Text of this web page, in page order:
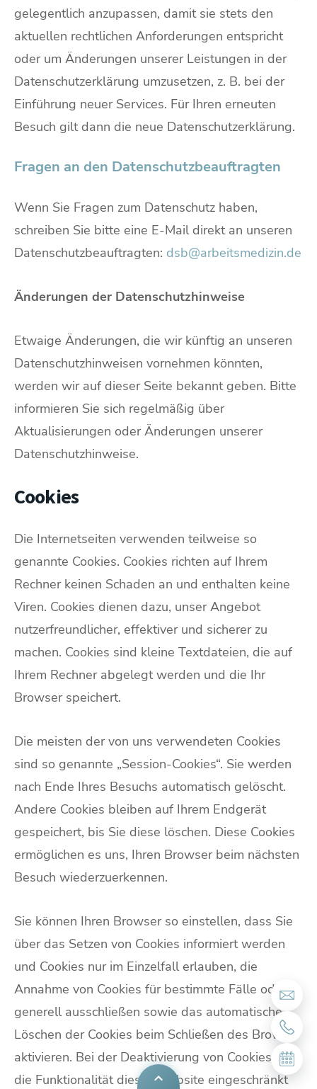
gelegentlich anzupassen, damit sie stets den
aktuellen rechtlichen Anforderungen entspricht
oder um Änderungen unserer Leistungen in der
Datenschutzerklärung umzusetzen, z. B. bei der
Einführung neuer Services. Für Ihren erneuten
Besuch gilt dann die neue Datenschutzerklärung.
Fragen an den Datenschutzbeauftragten
Wenn Sie Fragen zum Datenschutz haben,
schreiben Sie bitte eine E-Mail direkt an unseren
Datenschutzbeauftragten: dsb@arbeitsmedizin.de
Änderungen der Datenschutzhinweise
Etwaige Änderungen, die wir künftig an unseren
Datenschutzhinweisen vornehmen könnten,
werden wir auf dieser Seite bekannt geben. Bitte
informieren Sie sich regelmäßig über
Aktualisierungen oder Änderungen unserer
Datenschutzhinweise.
Cookies
Die Internetseiten verwenden teilweise so
genannte Cookies. Cookies richten auf Ihrem
Rechner keinen Schaden an und enthalten keine
Viren. Cookies dienen dazu, unser Angebot
nutzerfreundlicher, effektiver und sicherer zu
machen. Cookies sind kleine Textdateien, die auf
Ihrem Rechner abgelegt werden und die Ihr
Browser speichert.
Die meisten der von uns verwendeten Cookies
sind so genannte „Session-Cookies“. Sie werden
nach Ende Ihres Besuchs automatisch gelöscht.
Andere Cookies bleiben auf Ihrem Endgerät
gespeichert, bis Sie diese löschen. Diese Cookies
ermöglichen es uns, Ihren Browser beim nächsten
Besuch wiederzuerkennen.
Sie können Ihren Browser so einstellen, dass Sie
über das Setzen von Cookies informiert werden
und Cookies nur im Einzelfall erlauben, die
Annahme von Cookies für bestimmte Fälle oder
generell ausschließen sowie das automatische
Löschen der Cookies beim Schließen des Browser
aktivieren. Bei der Deaktivierung von Cookies kann
die Funktionalität dieser Website eingeschränkt